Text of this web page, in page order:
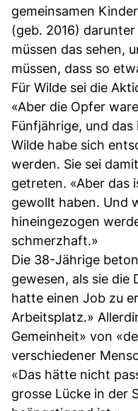
gemeinsamen
(geb. 2016)
müssen das sehen,
müssen, dass so
Für Wilde sei die
«Aber die Opfer
Fünfjährige, und
Wilde habe sich
werden. Sie sei
getreten. «Aber das
gewollt haben. Und
hineingezogen
schmerzhaft.»
Die 38-Jährige
gewesen, als sie die
hatte einen Job zu
Arbeitsplatz.»
Gemeinheit» von
verschiedener
«Das hätte nicht
grosse Lücke in der